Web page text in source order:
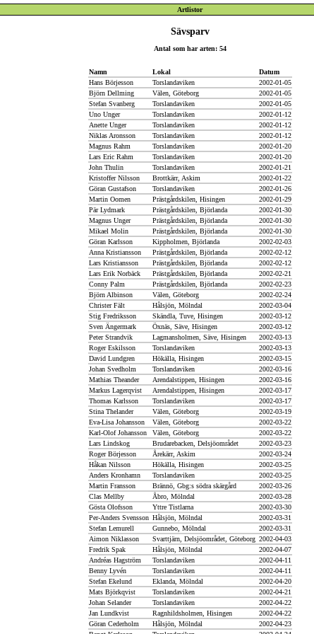
Artlistor
Sävsparv
Antal som har arten: 54
Namn Lokal
Datum
Hans Börjesson
Torslandaviken
2002-01-05
Björn Dellming
Välen, Göteborg
2002-01-05
Stefan Svanberg
Torslandaviken
2002-01-05
Uno Unger
Torslandaviken
2002-01-12
Anette Unger
Torslandaviken
2002-01-12
Niklas Aronsson
Torslandaviken
2002-01-12
Magnus Rahm
Torslandaviken
2002-01-20
Lars Eric Rahm
Torslandaviken
2002-01-20
John Thulin
Torslandaviken
2002-01-21
Kristoffer Nilsson
Brottkärr, Askim
2002-01-22
Göran Gustafson
Torslandaviken
2002-01-26
Martin Oomen
Prästgårdskilen, Hisingen
2002-01-29
Pär Lydmark
Prästgårdskilen, Björlanda
2002-01-30
Magnus Unger
Prästgårdskilen, Björlanda
2002-01-30
Mikael Molin
Prästgårdskilen, Björlanda
2002-01-30
Göran Karlsson
Kippholmen, Björlanda
2002-02-03
Anna Kristiansson
Prästgårdskilen, Björlanda
2002-02-12
Lars Kristiansson
Prästgårdskilen, Björlanda
2002-02-12
Lars Erik Norbäck
Prästgårdskilen, Björlanda
2002-02-21
Conny Palm
Prästgårdskilen, Björlanda
2002-02-23
Björn Albinson
Välen, Göteborg
2002-02-24
Christer Fält
Hålsjön, Mölndal
2002-03-04
Stig Fredriksson
Skändla, Tuve, Hisingen
2002-03-12
Sven Ängermark
Öxnäs, Säve, Hisingen
2002-03-12
Peter Strandvik
Lagmansholmen, Säve, Hisingen
2002-03-13
Roger Eskilsson
Torslandaviken
2002-03-13
David Lundgren
Hökälla, Hisingen
2002-03-15
Johan Svedholm
Torslandaviken
2002-03-16
Mathias Theander
Arendalstippen, Hisingen
2002-03-16
Markus Lagerqvist
Arendalstippen, Hisingen
2002-03-17
Thomas Karlsson
Torslandaviken
2002-03-17
Stina Thelander
Välen, Göteborg
2002-03-19
Eva-Lisa Johansson
Välen, Göteborg
2002-03-22
Karl-Olof Johansson
Välen, Göteborg
2002-03-22
Lars Lindskog
Brudarebacken, Delsjöområdet
2002-03-23
Roger Börjesson
Årekärr, Askim
2002-03-24
Håkan Nilsson
Hökälla, Hisingen
2002-03-25
Anders Kronhamn
Torslandaviken
2002-03-25
Martin Fransson
Brännö, Gbg:s södra skärgård
2002-03-26
Clas Mellby
Åbro, Mölndal
2002-03-28
Gösta Olofsson
Yttre Tistlarna
2002-03-30
Per-Anders Svensson Hålsjön, Mölndal
2002-03-31
Stefan Lemurell
Gunnebo, Mölndal
2002-03-31
Aimon Niklasson
Svarttjärn, Delsjöområdet, Göteborg 2002-04-03
Fredrik Spak
Hålsjön, Mölndal
2002-04-07
Andréas Hagström
Torslandaviken
2002-04-11
Benny Lyvén
Torslandaviken
2002-04-11
Stefan Ekelund
Eklanda, Mölndal
2002-04-20
Mats Björkqvist
Torslandaviken
2002-04-21
Johan Selander
Torslandaviken
2002-04-22
Jan Lundkvist
Ragnhildsholmen, Hisingen
2002-04-22
Göran Cederholm
Hålsjön, Mölndal
2002-04-23